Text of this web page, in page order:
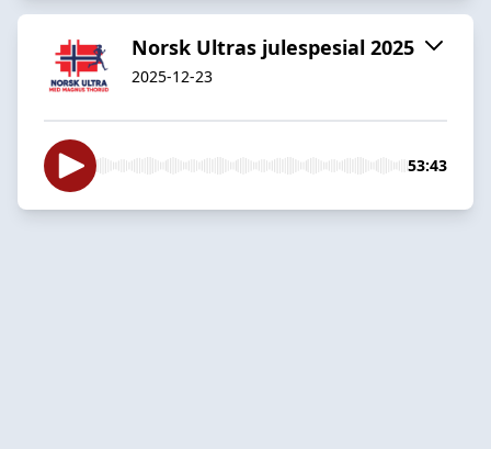
Norsk Ultras julespesial 2025
2025-12-23
53:43